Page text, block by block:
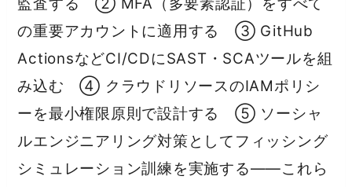
の重要アカウントに適用する ③ GitHub
ActionsなどCI/CDにSAST・SCAツールを組
み込む ④ クラウドリソースのIAMポリシ
ーを最小権限原則で設計する ⑤ ソーシャ
ルエンジニアリング対策としてフィッシング
シミュレーション訓練を実施する——これら